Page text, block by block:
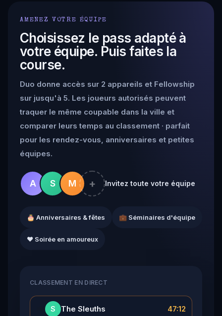
AMENEZ VOTRE ÉQUIPE
Choisissez le pass adapté à
votre équipe. Puis faites la
course.
Duo donne accès sur 2 appareils et Fellowship
sur jusqu'à 5. Les joueurs autorisés peuvent
traquer le même coupable dans la ville et
comparer leurs temps au classement · parfait
pour les rendez-vous, anniversaires et petites
équipes.
A S M + Invitez toute votre équipe
🎂 Anniversaires & fêtes 💼 Séminaires d'équipe
❤️ Soirée en amoureux
CLASSEMENT EN DIRECT
S The Sleuths 47:12